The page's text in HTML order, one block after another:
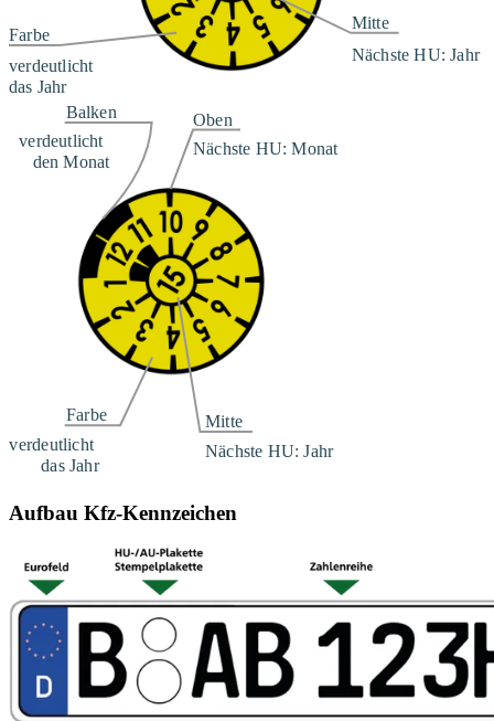
Aufbau Kfz-Kennzeichen